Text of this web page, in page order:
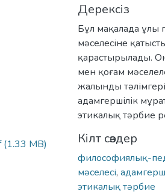
(1.33 MB)
Дерексіз
Бұл мақалада ұлы
мәселесіне
қарастырылады.
мен қоғам
жалынды
адамгершілік
этикалық тәрбие
Кілт сөздер
философиялық-
мәселесі,
этикалық тәрбие